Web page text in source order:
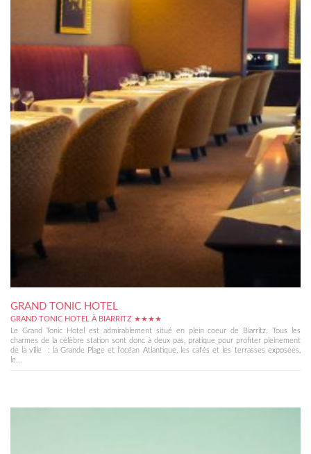
GRAND TONIC HOTEL
GRAND TONIC HOTEL À BIARRITZ ★★★★
Le Grand Tonic Hotel est admirablement situé en plein coeur de Biarritz. Tous les
charmes de la célèbre station sont donc à deux pas, pratique pour profiter pleinement
de la ville : la Grande Plage et l'océan Atlantique, les cafés et les terrasses exposées,
le...